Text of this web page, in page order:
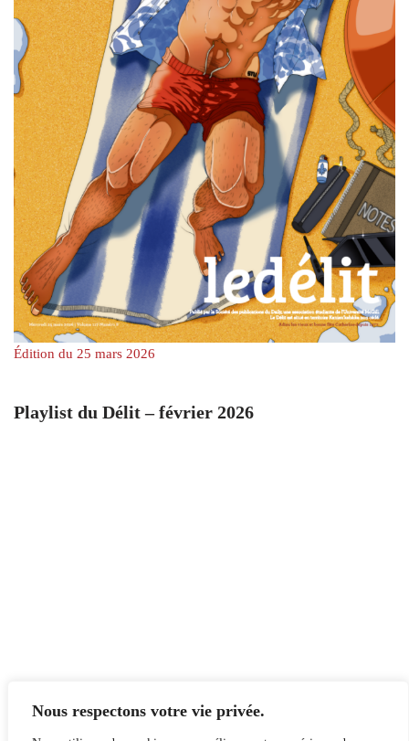
Nous respectons votre vie privée.
Édition du 25 mars 2026
Playlist du Délit – février 2026